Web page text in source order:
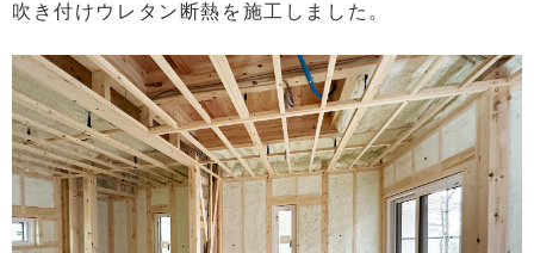
吹き付けウレタン断熱を施工しました。